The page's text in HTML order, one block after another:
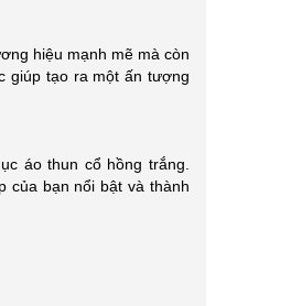
hiệu mạnh mẽ mà còn
giúp tạo ra một ấn tượng
áo thun cổ hồng trắng.
của bạn nổi bật và thành